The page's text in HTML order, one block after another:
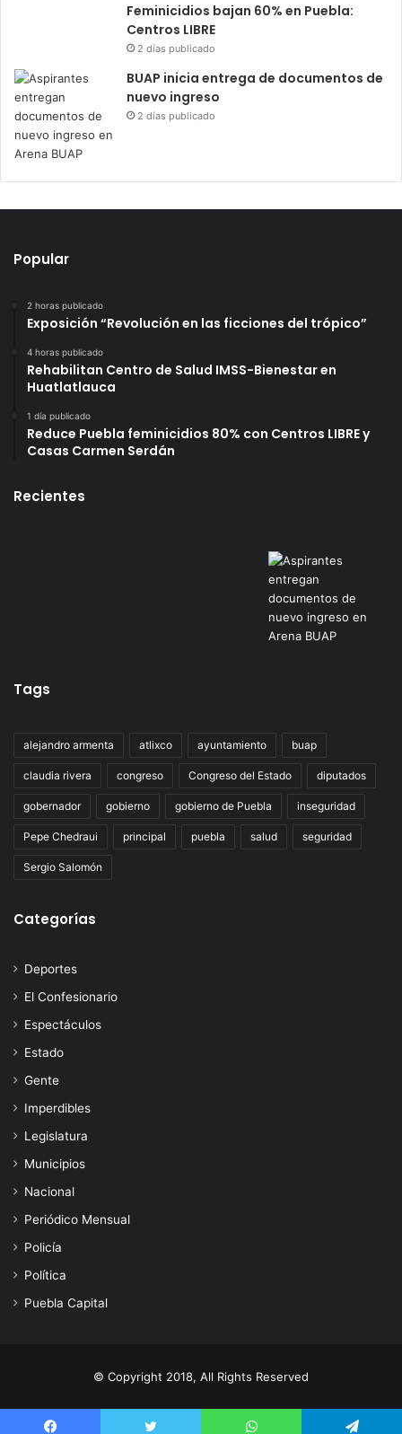
Feminicidios bajan 60% en Puebla:
Centros LIBRE
2 días publicado
BUAP inicia entrega de documentos de
nuevo ingreso
2 días publicado
Popular
2 horas publicado
Exposición “Revolución en las ficciones del trópico”
4 horas publicado
Rehabilitan Centro de Salud IMSS-Bienestar en
Huatlatlauca
1 día publicado
Reduce Puebla feminicidios 80% con Centros LIBRE y
Casas Carmen Serdán
Recientes
Tags
alejandro armenta atlixco ayuntamiento buap
claudia rivera congreso Congreso del Estado diputados
gobernador gobierno gobierno de Puebla inseguridad
Pepe Chedraui principal puebla salud seguridad
Sergio Salomón
Categorías
Deportes
El Confesionario
Espectáculos
Estado
Gente
Imperdibles
Legislatura
Municipios
Nacional
Periódico Mensual
Policía
Política
Puebla Capital
© Copyright 2018, All Rights Reserved